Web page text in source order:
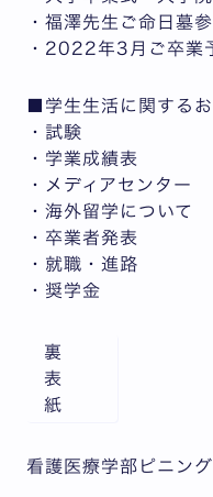
・福澤先生ご命日墓
・2022年3月ご卒業
■学生生活に関する
・試験
・学業成績表
・メディアセンター
・海外留学について
・卒業者発表
・就職・進路
・奨学金
裏
表
紙
看護医療学部ピニン